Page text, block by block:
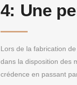
4: Une
Lors de la fabrication
dans la disposition des
crédence en passant